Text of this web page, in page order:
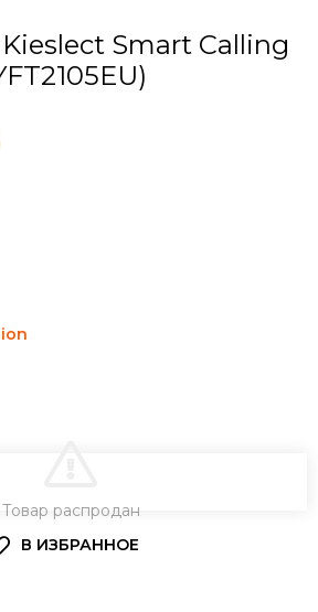
Smart Calling
Товар распродан